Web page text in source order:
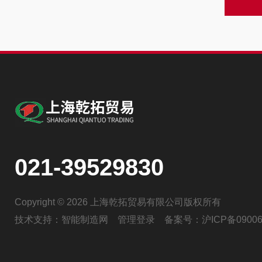
021-39529830
Copyright © 2026 上海乾拓贸易有限公司版权所有
技术支持： 智能制造网 管理登录 备案号： 沪ICP备